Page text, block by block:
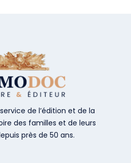
de l’édition et de la
des familles et de leurs
près de 50 ans.